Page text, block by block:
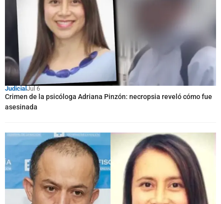
Judicial Jul 6
Crimen de la psicóloga Adriana Pinzón: necropsia reveló cómo fue
asesinada